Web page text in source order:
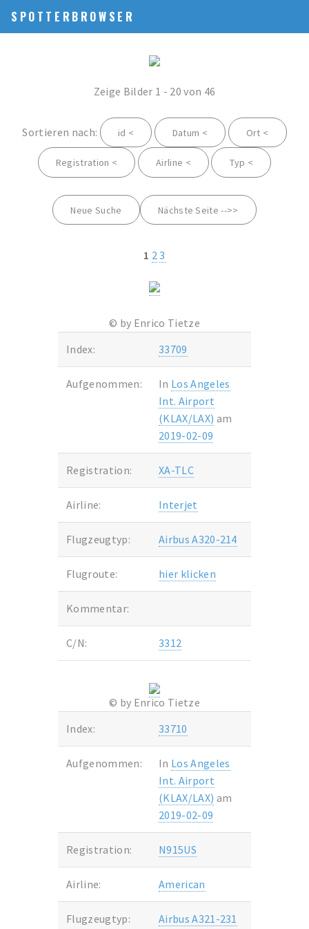
SPOTTERBROWSER
Zeige Bilder 1 - 20 von 46
Sortieren nach: id < Datum < Ort <
Registration < Airline < Typ <
Neue Suche Nächste Seite -->>
1 23
© by Enrico Tietze
Index:
33709
Aufgenommen: In Los Angeles
Int. Airport
(KLAX/LAX) am
2019-02-09
Registration: XA-TLC
Airline: Interjet
Flugzeugtyp: Airbus A320-214
Flugroute: hier klicken
Kommentar:
C/N: 3312
© by Enrico Tietze
Index:
33710
Aufgenommen: In Los Angeles
Int. Airport
(KLAX/LAX) am
2019-02-09
Registration: N915US
Airline: American
Flugzeugtyp: Airbus A321-231